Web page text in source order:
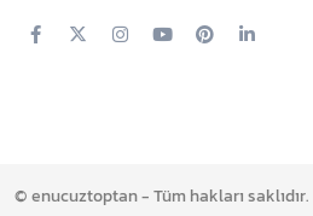
© enucuztoptan - Tüm hakları saklıdır.